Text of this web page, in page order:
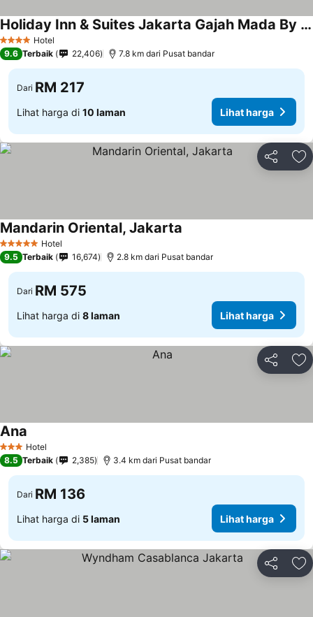
4 BintangHotel
Holiday Inn & Suites Jakarta Gajah Mada By Ihg
9.6 Terbaik 22,406 7.8 km dari Pusat bandar
Dari RM 217
Lihat harga di 10 laman Lihat harga
Kongsi
5 Bintang Hotel
Mandarin Oriental, Jakarta
9.5 Terbaik 16,674 2.8 km dari Pusat bandar
Dari RM 575
Lihat harga di 8 laman Lihat harga
Kongsi
3 BintangHotel
Ana
8.5 Terbaik 2,385 3.4 km dari Pusat bandar
Dari RM 136
Lihat harga di 5 laman Lihat harga
Kongsi